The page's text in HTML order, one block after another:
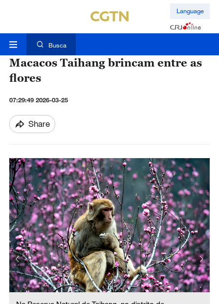
Language
Busca
Macacos Taihang brincam entre as
flores
07:29:49 2026-03-25
Share